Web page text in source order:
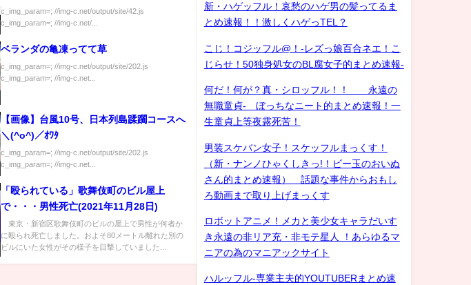
c_img_param=; //img-c.net/output/site/42.js
c_img_param=; //img-c.net/...
ベランダの亀凍ってて草
c_img_param=; //img-c.net/output/site/202.js
c_img_param=; //img-c.net...
【画像】台風10号、日本列島蹂躙コースへ
＼(^o^)／ｵﾜﾀ
c_img_param=; //img-c.net/output/site/202.js
c_img_param=; //img-c.net...
「殴られている」歌舞伎町のビル屋上
で・・・男性死亡(2021年11月28日)
東京・新宿区歌舞伎町のビルの屋上で男性が何者か
に殴られ死亡しました。およそ80メートル離れた別の
ビルにいた女性がその様子を目撃していました...
新・ハゲッフル！哀愁のハゲ男の髪ってるま
とめ速報！！激しくハゲっTEL？
こじ！コジッフル@！-レズっ娘百合ネエ！こ
じらせ！50独身処女のBL腐女子的まとめ速報-
何だ！何が？真・シロッフル！！ 永遠の
無職童貞- ぼっちなニート的まとめ速報！一
生童貞上等夜露死苦！
男装スケバン女子！スケッフルまっくす！
（新・ナンノひゃくしきっ!！ビー玉のおいぬ
さん的まとめ速報） 話題な事件からおもし
ろ動画まで取り上げまっくす
ロボットアニメ！メカと美少女キャラだいす
き永遠の非リア充・非モテ星人 ！あらゆるマ
ニアの為のマニアックサイト
ハルッフル-専業主夫的YOUTUBERまとめ速